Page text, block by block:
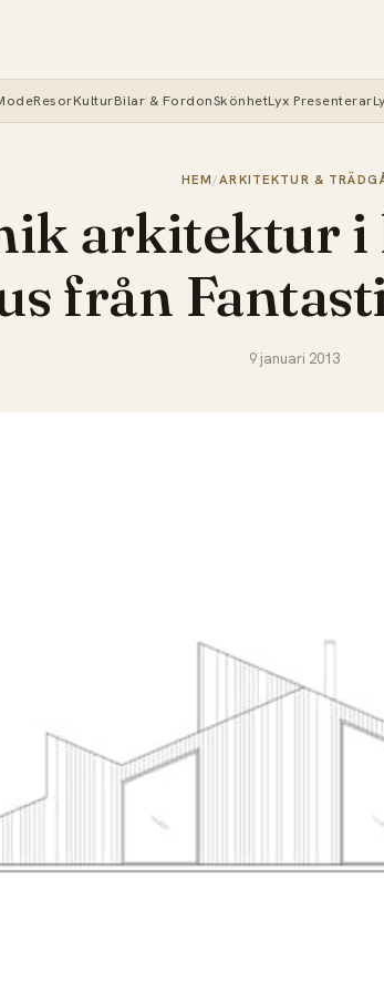
ResorKulturBilar & FordonSkönhetLyx Presenterar
HEM/ARKITEKTUR &
arkitektur i
från
9 januari 2013